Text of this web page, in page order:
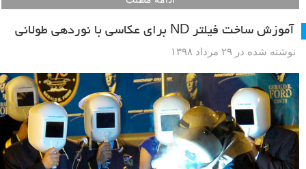
آموزش ساخت فیلتر ND برای عکاسی با نوردهی طولانی
نوشته شده در ۲۹ مرداد ۱۳۹۸